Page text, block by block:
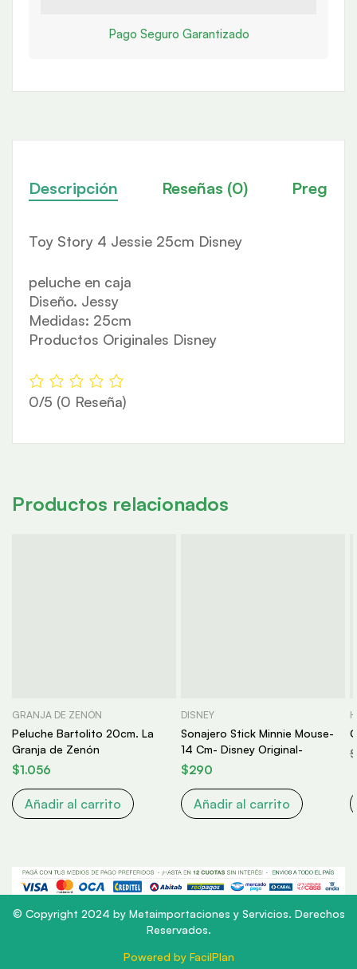
Pago Seguro Garantizado
Descripción Reseñas (0)
Toy Story 4 Jessie 25cm Disney
peluche en caja
Diseño. Jessy
Medidas: 25cm
Productos Originales Disney
0/5 (0 Reseña)
Productos relacionados
GRANJA DE ZENÓN
Peluche Bartolito 20cm. La
Granja de Zenón
$1.056
Añadir al carrito
DISNEY
Sonajero Stick Minnie Mouse-
14 Cm- Disney Original-
$290
Añadir al carrito
$
© Copyright 2024 by Metaimportaciones y Servicios. Derechos
Reservados.
Powered by FacilPlan